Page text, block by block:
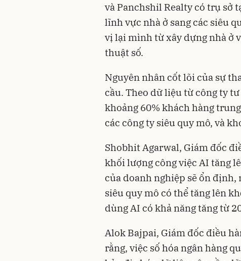
và Panchshil Realty có trụ sở
lĩnh vực nhà ở sang các siêu
vị lại mình từ xây dựng nhà ở
thuật số.
Nguyên nhân cốt lõi của sự
cầu. Theo dữ liệu từ công ty
khoảng 60% khách hàng
các công ty siêu quy mô, và
Shobhit Agarwal, Giám đốc
khối lượng công việc AI tăng
của doanh nghiệp sẽ ổn định,
siêu quy mô có thể tăng lên
dùng AI có khả năng tăng từ
Alok Bajpai, Giám đốc điều
rằng, việc số hóa ngân hàng